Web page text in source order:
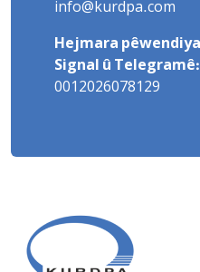
info@kurdpa.com
Hejmara
Signal û Telegramê:
0012026078129